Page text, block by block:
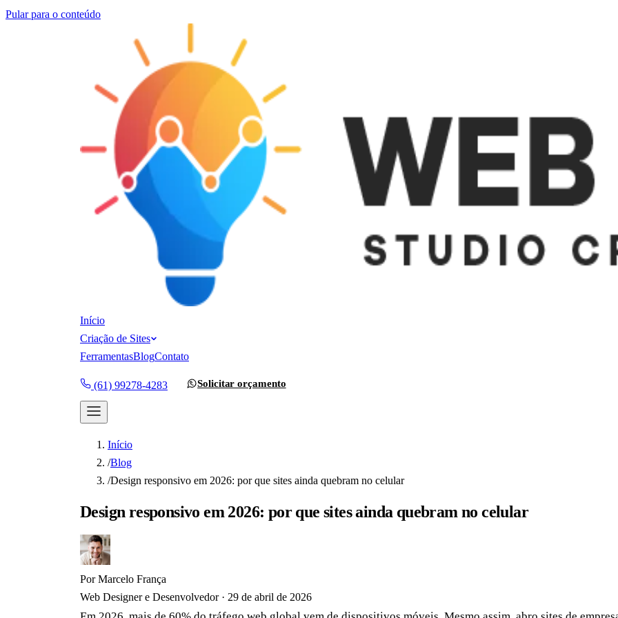
Pular para o conteúdo
Início
Criação de Sites
FerramentasBlogContato
(61) 99278-4283 Solicitar orçamento
Início
/Blog
/Design responsivo em 2026: por que sites ainda quebram no celular
Design responsivo em 2026: por que sites ainda quebram no celular
PorMarcelo França
Web Designer e Desenvolvedor· 29 de abril de 2026